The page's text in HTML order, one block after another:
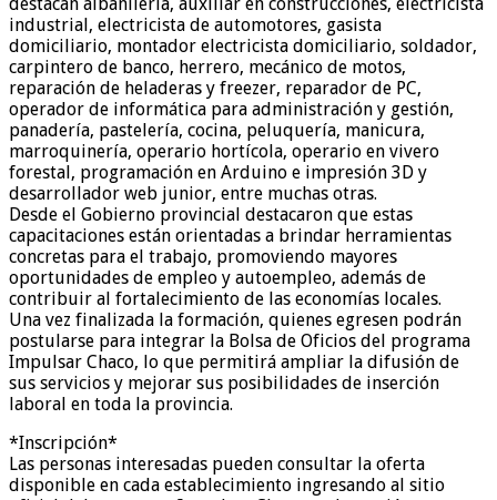
industrial, electricista de automotores, gasista
domiciliario, montador electricista domiciliario, soldador,
carpintero de banco, herrero, mecánico de motos,
reparación de heladeras y freezer, reparador de PC,
operador de informática para administración y gestión,
panadería, pastelería, cocina, peluquería, manicura,
marroquinería, operario hortícola, operario en vivero
forestal, programación en Arduino e impresión 3D y
desarrollador web junior, entre muchas otras.
Desde el Gobierno provincial destacaron que estas
capacitaciones están orientadas a brindar herramientas
concretas para el trabajo, promoviendo mayores
oportunidades de empleo y autoempleo, además de
contribuir al fortalecimiento de las economías locales.
Una vez finalizada la formación, quienes egresen podrán
postularse para integrar la Bolsa de Oficios del programa
Impulsar Chaco, lo que permitirá ampliar la difusión de
sus servicios y mejorar sus posibilidades de inserción
laboral en toda la provincia.
*Inscripción*
Las personas interesadas pueden consultar la oferta
disponible en cada establecimiento ingresando al sitio